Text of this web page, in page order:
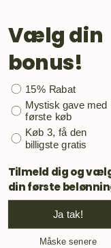
Vælg din
bonus!
Bonusgave
15% Rabat
Mystisk gave med
første køb
Køb 3, få den
billigste gratis
Tilmeld dig og
din første
Ja tak!
Måske senere